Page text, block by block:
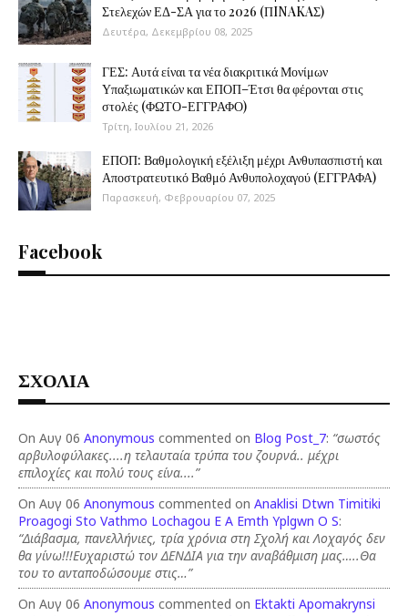
Στελεχών ΕΔ-ΣΑ για το 2026 (ΠINAKAΣ)
Δευτέρα, Δεκεμβρίου 08, 2025
ΓΕΣ: Αυτά είναι τα νέα διακριτικά Μονίμων
Υπαξιωματικών και ΕΠΟΠ–Έτσι θα φέρονται στις
στολές (ΦΩΤΟ-ΕΓΓΡΑΦΟ)
Τρίτη, Ιουλίου 21, 2026
ΕΠΟΠ: Βαθμολογική εξέλιξη μέχρι Ανθυπασπιστή και
Αποστρατευτικό Βαθμό Ανθυπολοχαγού (ΕΓΓΡΑΦΑ)
Παρασκευή, Φεβρουαρίου 07, 2025
Facebook
ΣΧΟΛΙΑ
On Αυγ 06 Anonymous commented on Blog Post_7: “σωστός
αρβυλοφύλακες....η τελαυταία τρύπα του ζουρνά.. μέχρι
επιλοχίες και πολύ τους είνα....”
On Αυγ 06 Anonymous commented on Anaklisi Dtwn Timitiki
Proagogi Sto Vathmo Lochagou E A Emth Yplgwn O S:
“Διάβασμα, πανελλήνιες, τρία χρόνια στη Σχολή και Λοχαγός δεν
θα γίνω!!!Ευχαριστώ τον ΔΕΝΔΙΑ για την αναβάθμιση μας…..Θα
του το ανταποδώσουμε στις…”
On Αυγ 06 Anonymous commented on Ektakti Apomakrynsi